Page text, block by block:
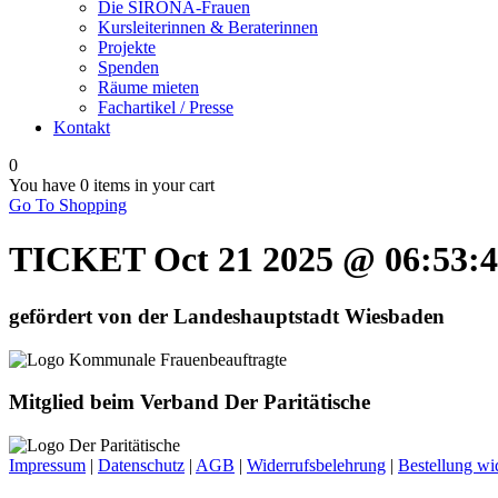
Die SIRONA-Frauen
Kursleiterinnen & Beraterinnen
Projekte
Spenden
Räume mieten
Fachartikel / Presse
Kontakt
0
You have 0 items in your cart
Go To Shopping
TICKET Oct 21 2025 @
gefördert von der Landeshauptstadt Wiesbaden
Mitglied beim Verband Der Paritätische
Impressum | Datenschutz | AGB | Widerrufsbelehrung | Bestellung